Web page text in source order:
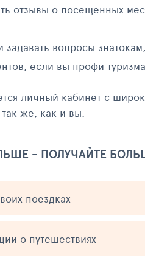
отзывы о посещенных
вопросы знатокам,
если вы профи
личный кабинет с
же, как и вы.
- ПОЛУЧАЙТЕ
поездках
о путешествиях